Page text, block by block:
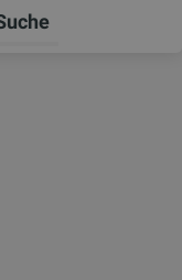
für